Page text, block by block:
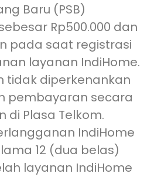
Baru (PSB)
Rp500.000 dan
pada saat registrasi
layanan IndiHome.
tidak diperkenankan
pembayaran secara
di Plasa Telkom.
IndiHome
12 (dua belas)
layanan IndiHome